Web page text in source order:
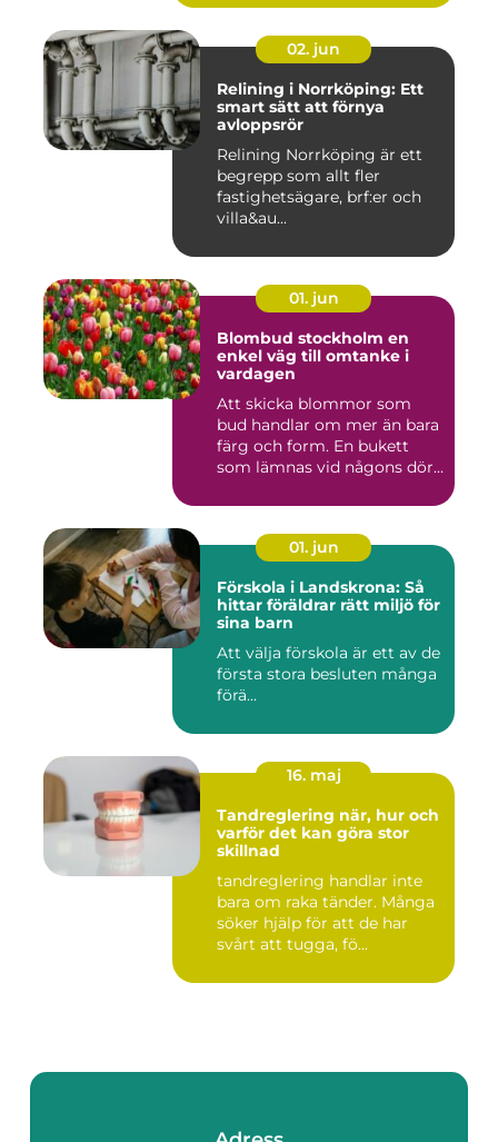
02. jun
Relining i Norrköping: Ett
smart sätt att förnya
avloppsrör
Relining Norrköping är ett
begrepp som allt fler
fastighetsägare, brf:er och
villa&au...
01. jun
Blombud stockholm en
enkel väg till omtanke i
vardagen
Att skicka blommor som
bud handlar om mer än bara
färg och form. En bukett
som lämnas vid någons dör...
01. jun
Förskola i Landskrona: Så
hittar föräldrar rätt miljö för
sina barn
Att välja förskola är ett av de
första stora besluten många
förä...
16. maj
Tandreglering när, hur och
varför det kan göra stor
skillnad
tandreglering handlar inte
bara om raka tänder. Många
söker hjälp för att de har
svårt att tugga, fö...